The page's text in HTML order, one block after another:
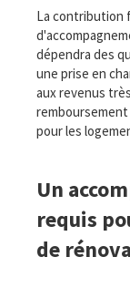
La contribution
dépendra des
une prise en
aux revenus
pour les
Un
requis
de